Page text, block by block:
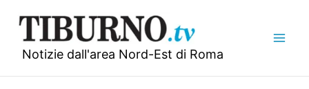
contenuto
Notizie dall'area Nord-Est di Roma